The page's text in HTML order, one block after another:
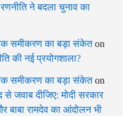
ने बदला चुनाव का
समीकरण का बड़ा संकेतon
की नई प्रयोगशाला?
समीकरण का बड़ा संकेतon
जवाब दीजिए: मोदी सरकार
बाबा रामदेव का आंदोलन भी